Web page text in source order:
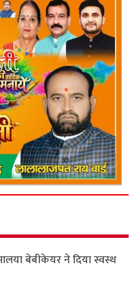
बेबीकेयर ने दिया स्वस्थ